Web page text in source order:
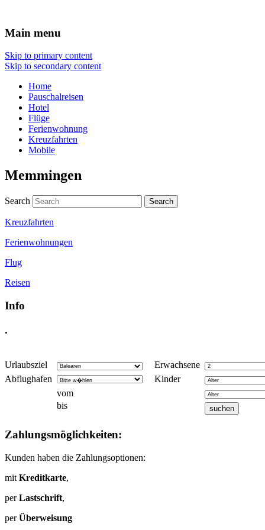
Urlaub
Main menu
Skip to primary content
Skip to secondary content
Home
Pauschalreisen
Hotel
Flüge
Ferienwohnung
Kreuzfahrten
Mobile
Memmingen
Search
Kreuzfahrten
Ferienwohnungen
Flug
Reisen
Info
.
Urlaubsziel
Erwachsene
Abflughafen
Kinder
vom
bis
Zahlungsmöglichkeiten:
Kunden haben die Zahlungsoptionen:
mit Kreditkarte,
perLastschrift,
perÜberweisung